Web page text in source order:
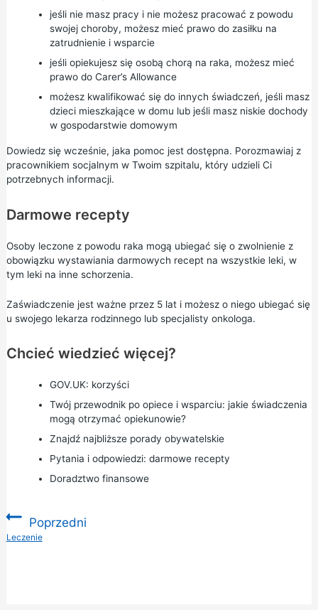
jeśli nie masz pracy i nie możesz pracować z powodu
swojej choroby, możesz mieć prawo do zasiłku na
zatrudnienie i wsparcie
jeśli opiekujesz się osobą chorą na raka, możesz mieć
prawo do Carer’s Allowance
możesz kwalifikować się do innych świadczeń, jeśli masz
dzieci mieszkające w domu lub jeśli masz niskie dochody
w gospodarstwie domowym
Dowiedz się wcześnie, jaka pomoc jest dostępna. Porozmawiaj z
pracownikiem socjalnym w Twoim szpitalu, który udzieli Ci
potrzebnych informacji.
Darmowe recepty
Osoby leczone z powodu raka mogą ubiegać się o zwolnienie z
obowiązku wystawiania darmowych recept na wszystkie leki, w
tym leki na inne schorzenia.
Zaświadczenie jest ważne przez 5 lat i możesz o niego ubiegać się
u swojego lekarza rodzinnego lub specjalisty onkologa.
Chcieć wiedzieć więcej?
GOV.UK: korzyści
Twój przewodnik po opiece i wsparciu: jakie świadczenia
mogą otrzymać opiekunowie?
Znajdź najbliższe porady obywatelskie
Pytania i odpowiedzi: darmowe recepty
Doradztwo finansowe
Poprzedni
:Leczenie